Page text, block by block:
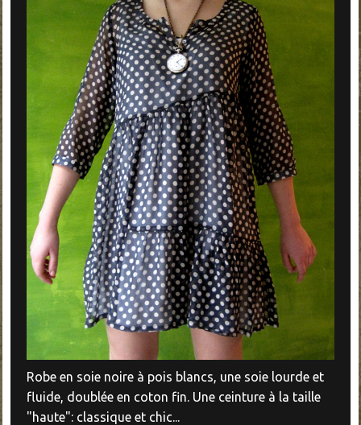
Robe en soie noire à pois blancs, une soie lourde et
fluide, doublée en coton fin. Une ceinture à la taille
"haute": classique et chic...